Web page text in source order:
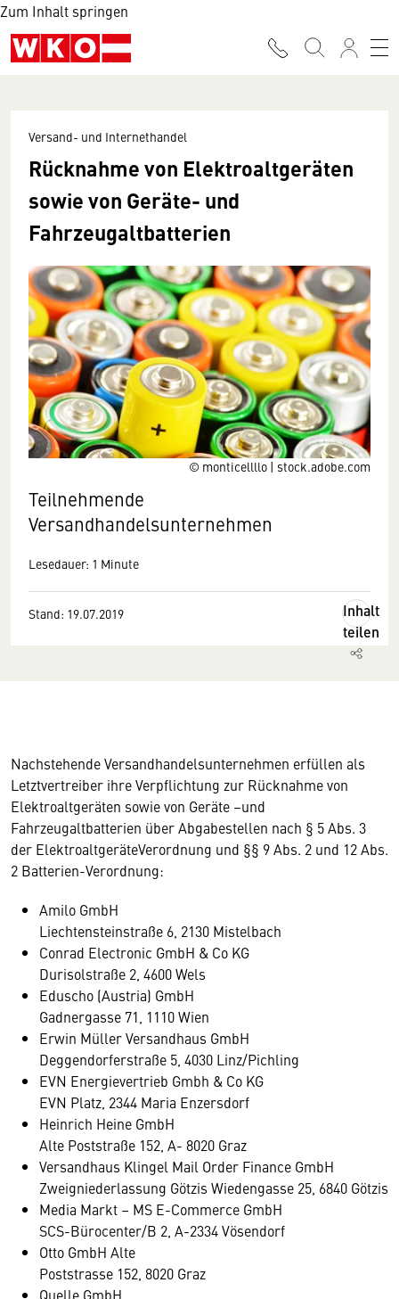
Zum Inhalt springen
© monticellllo | stock.adobe.com
Versand- und Internethandel
Rücknahme von Elektroaltgeräten
sowie von Geräte- und
Fahrzeugaltbatterien
Teilnehmende
Versandhandelsunternehmen
Lesedauer: 1 Minute
Stand: 19.07.2019
Inhalt
teilen
Nachstehende Versandhandelsunternehmen erfüllen als
Letztvertreiber ihre Verpflichtung zur Rücknahme von
Elektroaltgeräten sowie von Geräte –und
Fahrzeugaltbatterien über Abgabestellen nach § 5 Abs. 3
der ElektroaltgeräteVerordnung und §§ 9 Abs. 2 und 12 Abs.
2 Batterien-Verordnung:
Amilo GmbH
Liechtensteinstraße 6, 2130 Mistelbach
Conrad Electronic GmbH & Co KG
Durisolstraße 2, 4600 Wels
Eduscho (Austria) GmbH
Gadnergasse 71, 1110 Wien
Erwin Müller Versandhaus GmbH
Deggendorferstraße 5, 4030 Linz/Pichling
EVN Energievertrieb Gmbh & Co KG
EVN Platz, 2344 Maria Enzersdorf
Heinrich Heine GmbH
Alte Poststraße 152, A- 8020 Graz
Versandhaus Klingel Mail Order Finance GmbH
Zweigniederlassung Götzis Wiedengasse 25, 6840 Götzis
Media Markt – MS E-Commerce GmbH
SCS-Bürocenter/B 2, A-2334 Vösendorf
Otto GmbH Alte
Poststrasse 152, 8020 Graz
Quelle GmbH